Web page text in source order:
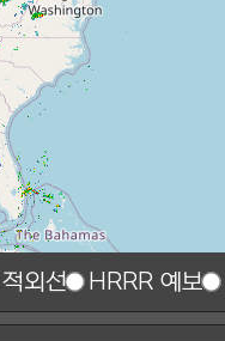
적외선 HRRR 예보